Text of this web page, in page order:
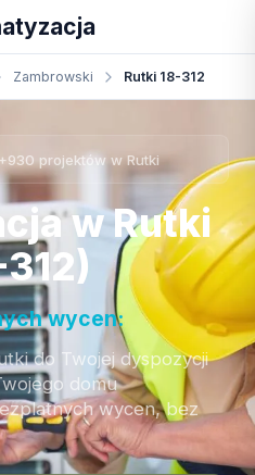
Zambrowski Rutki 18-312
+930 projektów w Rutki
w Rutki
wycen:
do Twojej dyspozycji
domu
wycen, bez